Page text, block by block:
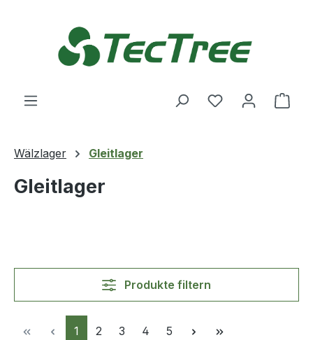
Du hast 0
Wälzlager Gleitlager
Gleitlager
Produkte filtern
Seite
1 Seite
2 Seite
3 Seite
4 Seite
5